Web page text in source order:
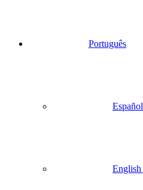
Português
Español
English